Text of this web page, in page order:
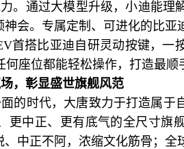
。 通过大模型升级，小迪能理
神会。专属定制、可进化的比
首搭比亚迪自研灵动按键，一
何座位都能轻松操作， 打造最顺
，彰显盛世旗舰风范
的时代，大唐致力于打造属于
更中正、更有底气的全尺寸旗
中正不阿， 浓缩文化筋骨；全